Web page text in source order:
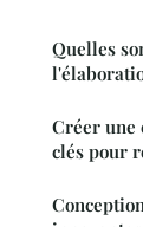
Quelles
Créer une
clés pour